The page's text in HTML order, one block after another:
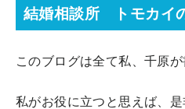
結婚相談所 トモカイ
このブログは全て私、千原が
私がお役に立つと思えば、